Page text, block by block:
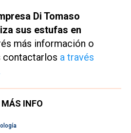
Di Tomaso
sus estufas en
más información o
contactarlos a través
MÁS INFO